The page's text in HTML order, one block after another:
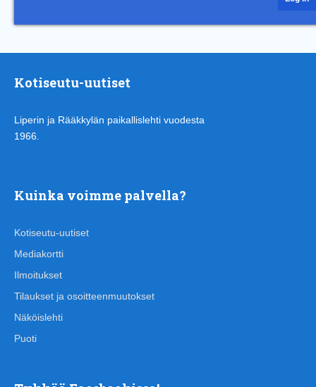
Kotiseutu-uutiset
Liperin ja Rääkkylän paikallislehti vuodesta
1966.
Kuinka voimme palvella?
Kotiseutu-uutiset
Mediakortti
Ilmoitukset
Tilaukset ja osoitteenmuutokset
Näköislehti
Puoti